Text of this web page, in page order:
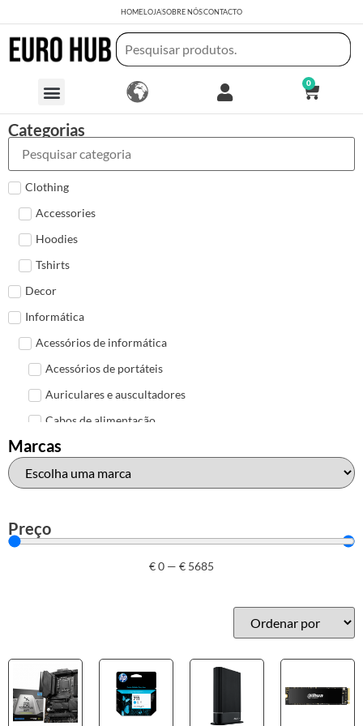
HOMELOJASOBRE NÓSCONTACTO
0
Categorias
Clothing
Accessories
Hoodies
Tshirts
Decor
Informática
Acessórios de informática
Acessórios de portáteis
Auriculares e auscultadores
Cabos de alimentação
Colunas de Som
Hubs
Mais acessórios USB
HP
Outros acessórios de informática
Marcas
Preço
€0 — € 5685